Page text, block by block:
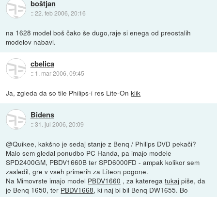
boštjan
::22. feb 2006, 20:16
na 1628 model boš čako še dugo,raje si enega od preostalih
modelov nabavi.
cbelica
:: 1. mar 2006, 09:45
Ja, zgleda da so tile Philips-i res Lite-Onklik
Bidens
::31. jul 2006, 20:09
@Quikee, kakšno je sedaj stanje z Benq / Philips DVD pekači?
Malo sem gledal ponudbo PC Handa, pa imajo modele
SPD2400GM, PBDV1660B ter SPD6000FD - ampak kolikor sem
zasledil, gre v vseh primerih za Liteon pogone.
Na Mimovrste imajo model PBDV1660 , za kateregatukaj piše, da
je Benq 1650, ter PBDV1668, ki naj bi bil Benq DW1655. Bo